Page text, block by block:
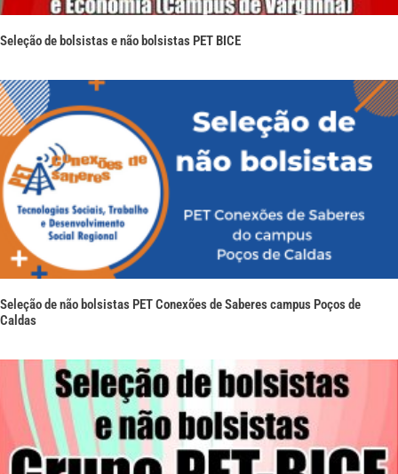
Seleção de bolsistas e não bolsistas PET BICE
Seleção de não bolsistas PET Conexões de Saberes campus Poços de
Caldas